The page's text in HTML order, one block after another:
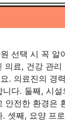
선택 시 꼭 알
의료, 건강 관리
. 의료진의 경
다. 둘째, 시설
안전한 환경은
. 셋째, 요양 프